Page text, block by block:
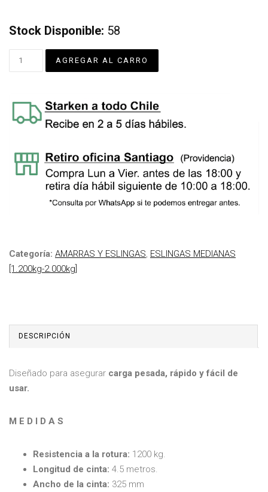
Stock Disponible: 58
Categoría: AMARRAS Y ESLINGAS, ESLINGAS MEDIANAS
[1.200kg-2.000kg]
DESCRIPCIÓN
Diseñado para asegurar carga pesada, rápido y fácil de
usar.
M E D I D A S
Resistencia a la rotura: 1200 kg.
Longitud de cinta: 4.5 metros.
Ancho de la cinta: 325 mm